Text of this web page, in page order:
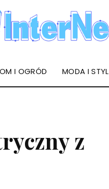
I OGRÓD MODA I STYL
z